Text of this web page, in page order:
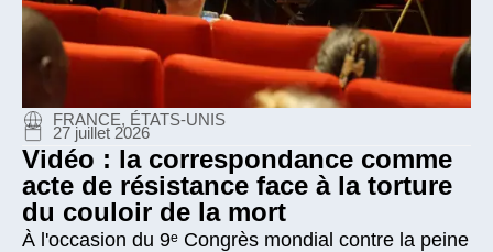
FRANCE, ÉTATS-UNIS
27 juillet 2026
Vidéo : la correspondance comme
acte de résistance face à la torture
du couloir de la mort
À l'occasion du 9ᵉ Congrès mondial contre la peine